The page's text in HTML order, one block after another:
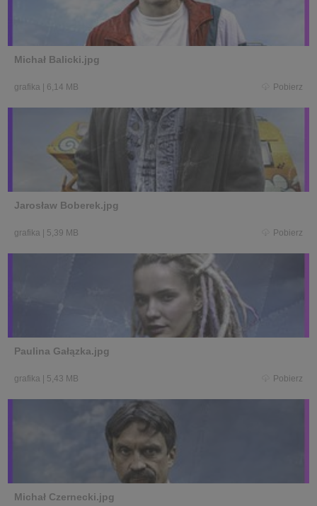
Michał Balicki.jpg
grafika 6,14 MB Pobierz
Jarosław Boberek.jpg
grafika 5,39 MB Pobierz
Paulina Gałązka.jpg
grafika 5,43 MB Pobierz
Michał Czernecki.jpg